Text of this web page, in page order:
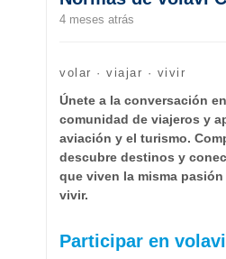
4 meses atrás
volar · viajar · vivir
Únete a la conversación
comunidad de viajeros y
aviación y el turismo.
descubre destinos y
que viven la misma
vivir.
Participar en